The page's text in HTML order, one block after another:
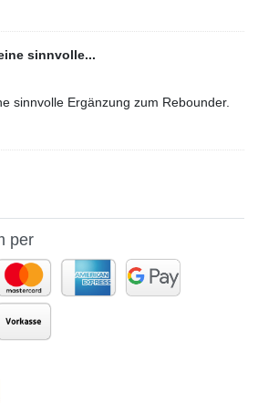
sinnvolle...
sinnvolle Ergänzung zum Rebounder.
per